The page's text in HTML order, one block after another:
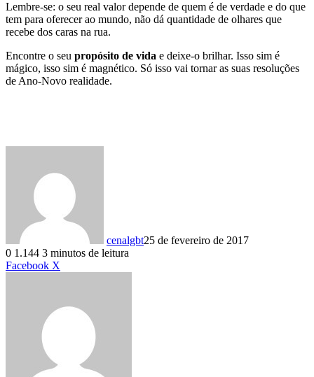
Lembre-se: o seu real valor depende de quem é de verdade e do que
tem para oferecer ao mundo, não dá quantidade de olhares que
recebe dos caras na rua.
Encontre o seu propósito de vida e deixe-o brilhar. Isso sim é
mágico, isso sim é magnético. Só isso vai tornar as suas resoluções
de Ano-Novo realidade.
cenalgbt25 de fevereiro de 2017
0 1.144 3 minutos de leitura
Facebook X